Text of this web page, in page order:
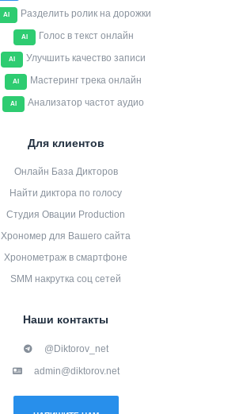
AI Разделить ролик на дорожки
AI Голос в текст онлайн
AI Улучшить качество записи
AI Мастеринг трека онлайн
AI Анализатор частот аудио
Для клиентов
Онлайн База Дикторов
Найти диктора по голосу
Студия Овации Production
Хрономер для Вашего сайта
Хронометраж в смартфоне
SMM накрутка соц сетей
Наши контакты
@Diktorov_net
admin@diktorov.net